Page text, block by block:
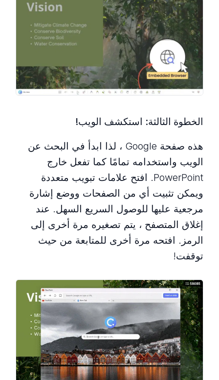
الخطوة الثالثة: استكشف الويب!
هذه صفحة Google ، لذا ابدأ في البحث عن
الويب واستخدامه تمامًا كما تفعل خارج
PowerPoint. افتح علامات تبويب متعددة
ويمكن تثبيت أي من الصفحات ووضع إشارة
مرجعية عليها للوصول السريع السهل. عند
إغلاق المتصفح ، يتم تصغيره مرة أخرى إلى
الرمز. افتحه مرة أخرى للمتابعة من حيث
توقفت!